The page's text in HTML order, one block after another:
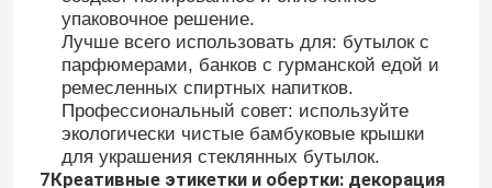
упаковочное решение.
Лучше всего использовать для: бутылок с
парфюмерами, банков с гурманской едой и
ремесленных спиртных напитков.
Профессиональный совет: используйте
экологически чистые бамбуковые крышки
для украшения стеклянных бутылок.
7Креативные этикетки и обертки: декорация